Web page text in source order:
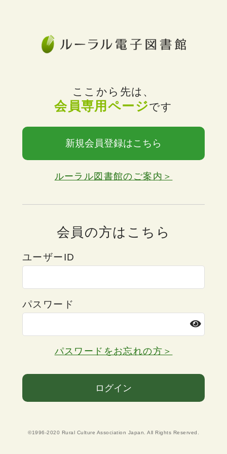
ここから先は、
会員専用ページです
新規会員登録はこちら
ルーラル図書館のご案内＞
会員の方はこちら
ユーザーID
パスワード
パスワードをお忘れの方＞
ログイン
©1996-2020 Rural Culture Association Japan. All Rights Reserved.